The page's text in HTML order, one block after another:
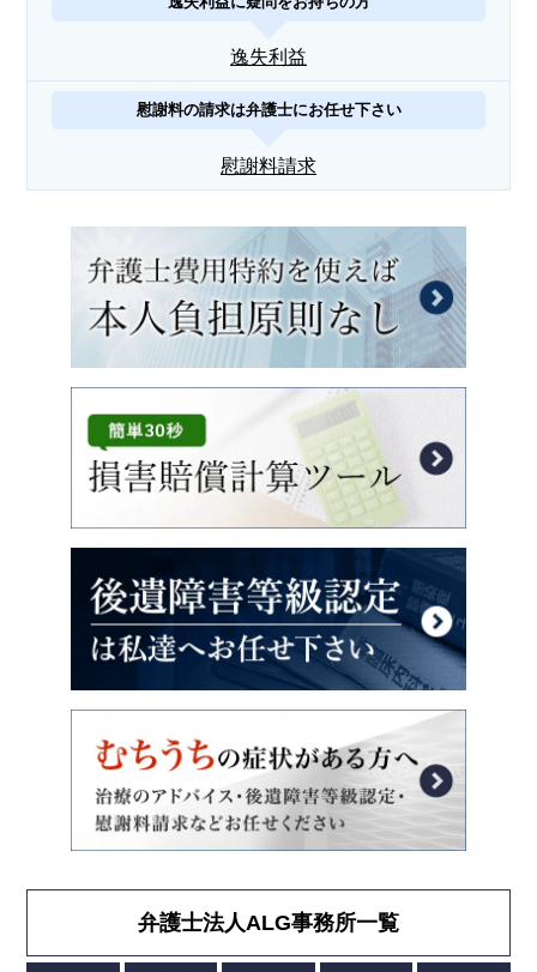
逸失利益
慰謝料の請求は弁護士にお任せ下さい
慰謝料請求
弁護士法人ALG事務所一覧